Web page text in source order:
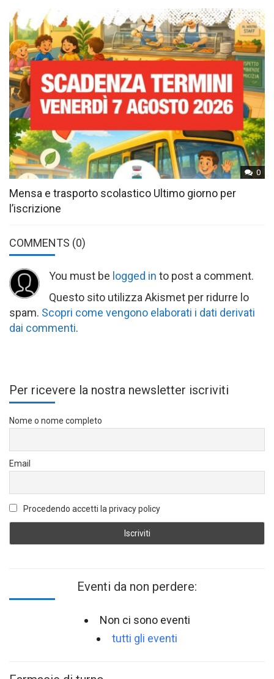
0
Mensa e trasporto scolastico Ultimo giorno per
l’iscrizione
COMMENTS (0)
You must be logged in to post a comment.
Questo sito utilizza Akismet per ridurre lo
spam. Scopri come vengono elaborati i dati derivati
dai commenti.
Per ricevere la nostra newsletter iscriviti
Nome o nome completo
Email
Procedendo accetti la privacy policy
Eventi da non perdere:
Non ci sono eventi
tutti gli eventi